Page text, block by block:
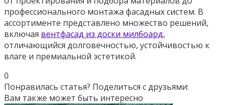
профессионального монтажа фасадных систем. В
ассортименте представлено множество решений,
включая вентфасад из доски милбоард,
отличающийся долговечностью, устойчивостью к
влаге и премиальной эстетикой.
0
Понравилась статья? Поделиться с друзьями:
Вам также может быть интересно